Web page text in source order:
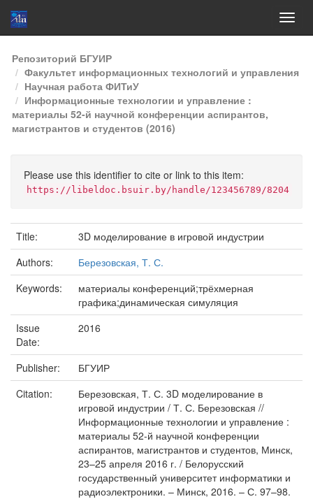
Skip
navigation
Репозиторий БГУИР
Факультет информационных технологий и управления
Научная работа ФИТиУ
Информационные технологии и управление :
материалы 52-й научной конференции аспирантов,
магистрантов и студентов (2016)
Please use this identifier to cite or link to this item:
https://libeldoc.bsuir.by/handle/123456789/8204
Title:
3D моделирование в игровой индустрии
Authors:
Березовская, Т. С.
Keywords:
материалы конференций;трёхмерная
графика;динамическая симуляция
Issue
Date:
2016
Publisher:
БГУИР
Citation:
Березовская, Т. С. 3D моделирование в
игровой индустрии / Т. С. Березовская //
Информационные технологии и управление :
материалы 52-й научной конференции
аспирантов, магистрантов и студентов, Минск,
23–25 апреля 2016 г. / Белорусский
государственный университет информатики и
радиоэлектроники. – Минск, 2016. – С. 97–98.